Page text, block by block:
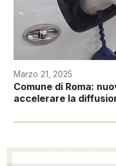
Marzo 21, 2025
Comune di Roma:
accelerare la